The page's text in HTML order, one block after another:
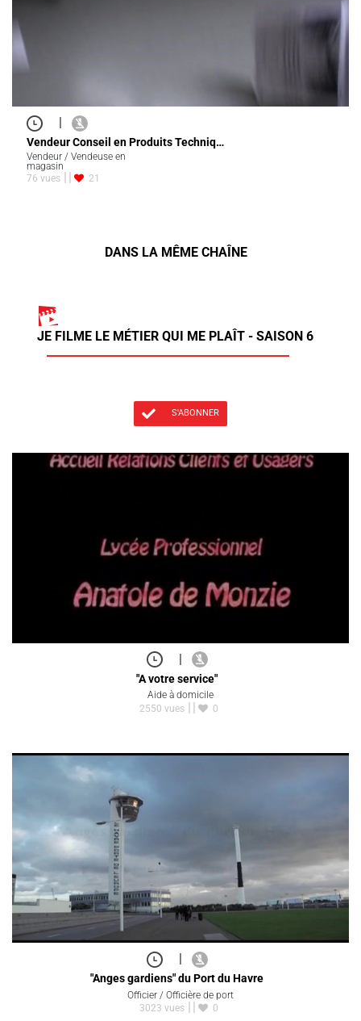
|
Vendeur Conseil en Produits Techniq…
Vendeur / Vendeuse en
magasin
76 vues
21
DANS LA MÊME CHAÎNE
JE FILME LE MÉTIER QUI ME PLAÎT - SAISON 6
S'ABONNER
|
"A votre service"
Aide à domicile
2550 vues
0
|
"Anges gardiens" du Port du Havre
Officier / Officière de port
3023 vues
0